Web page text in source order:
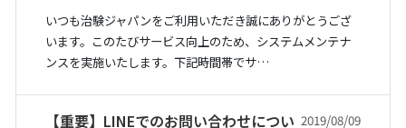
いつも治験ジャパンをご利用いただき誠にありがとうござ
います。このたびサービス向上のため、システムメンテナ
ンスを実施いたします。下記時間帯でサ…
【重要】LINEでのお問い合わせについ 2019/08/09